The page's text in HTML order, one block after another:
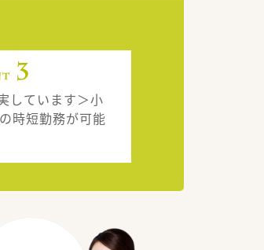
しています＞小
時短勤務が可能